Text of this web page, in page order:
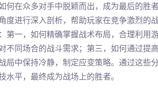
在众多对手中脱颖而出，成为最后的胜者
度进行深入剖析，帮助玩家在竞争激烈的
第一，如何精确掌握战术布局，合理利用
不同场合的战斗需求；第三，如何通过提
局中保持冷静，制定应变策略。通过这些分
平，最终成为战场上的胜者。